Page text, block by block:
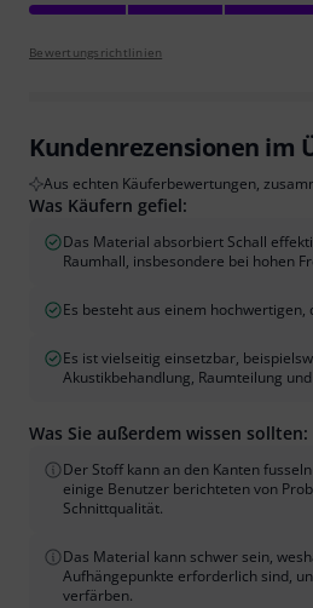
Bewertungsrichtlinien
Kundenrezensionen im
Aus echten Käuferbewertungen,
Was Käufern gefiel:
Das Material absorbiert Schall
Raumhall, insbesondere bei hohen
Es besteht aus einem hochwertigen,
Es ist vielseitig einsetzbar,
Akustikbehandlung, Raumteilung
Was Sie außerdem wissen sollten:
Der Stoff kann an den Kanten
einige Benutzer berichteten von
Schnittqualität.
Das Material kann schwer sein,
Aufhängepunkte erforderlich sind,
verfärben.